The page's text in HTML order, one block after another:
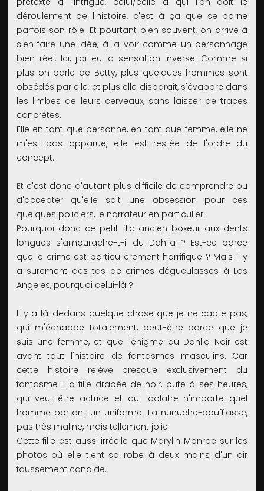
déroulement de l'histoire, c'est à ça que se borne
parfois son rôle. Et pourtant bien souvent, on arrive à
s'en faire une idée, à la voir comme un personnage
bien réel. Ici, j'ai eu la sensation inverse. Comme si
plus on parle de Betty, plus quelques hommes sont
obsédés par elle, et plus elle disparait, s'évapore dans
les limbes de leurs cerveaux, sans laisser de traces
concrètes.
Elle en tant que personne, en tant que femme, elle ne
m'est pas apparue, elle est restée de l'ordre du
concept.
Et c'est donc d'autant plus difficile de comprendre ou
d'accepter qu'elle soit une obsession pour ces
quelques policiers, le narrateur en particulier.
Pourquoi donc ce petit flic ancien boxeur aux dents
longues s'amourache-t-il du Dahlia ? Est-ce parce
que le crime est particulièrement horrifique ? Mais il y
a surement des tas de crimes dégueulasses à Los
Angeles, pourquoi celui-là ?
Il y a là-dedans quelque chose que je ne capte pas,
qui m'échappe totalement, peut-être parce que je
suis une femme, et que l'énigme du Dahlia Noir est
avant tout l'histoire de fantasmes masculins. Car
cette histoire relève presque exclusivement du
fantasme : la fille drapée de noir, pute à ses heures,
qui veut être actrice et qui idolatre n'importe quel
homme portant un uniforme. La nunuche-pouffiasse,
pas très maline, mais tellement jolie.
Cette fille est aussi irréelle que Marylin Monroe sur les
photos où elle tient sa robe à deux mains d'un air
faussement candide.